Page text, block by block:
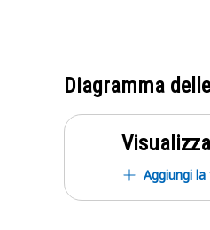
Diagramma
Aggiungi